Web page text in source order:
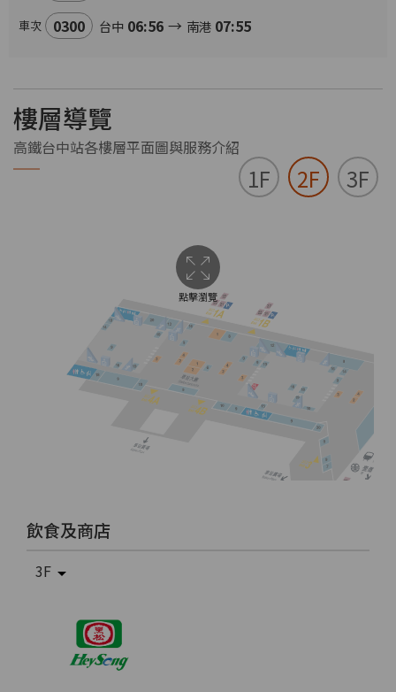
車次 0300 台中 06:56 → 南港 07:55
樓層導覽
高鐵台中站各樓層平面圖與服務介紹
1F 2F 3F
點擊瀏覽
飲食及商店
3F